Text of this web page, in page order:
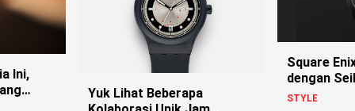
Ini,
Yuk Lihat Beberapa
Square
dengan
Sambut
STYLE